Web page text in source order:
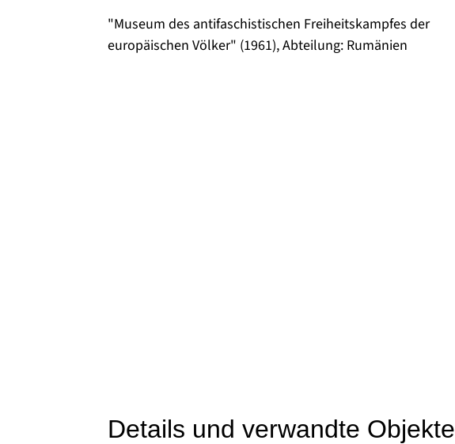
"Museum des antifaschistischen Freiheitskampfes der
europäischen Völker" (1961), Abteilung: Rumänien
Details und verwandte Objekte